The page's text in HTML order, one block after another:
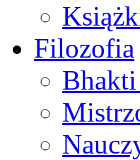
Filozofia
Bhakti